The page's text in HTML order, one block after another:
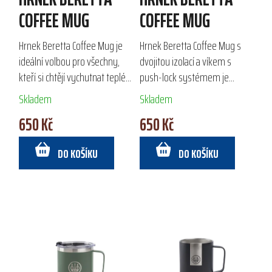
COFFEE MUG
Hrnek Beretta Coffee Mug je
ideální volbou pro všechny,
kteří si chtějí vychutnat teplé
nápoje na cestách. Díky dvojité
izolaci udržuje teplotu po
dlouhou dobu a víko s...
Skladem
650 Kč
DO KOŠÍKU
COFFEE MUG
Hrnek Beretta Coffee Mug s
dvojitou izolací a víkem s
push-lock systémem je
ideální pro outdoorové
aktivity. Vyroben z 100 %
nerezové oceli a s práškovou
úpravou, zajišťuje...
Skladem
650 Kč
DO KOŠÍKU